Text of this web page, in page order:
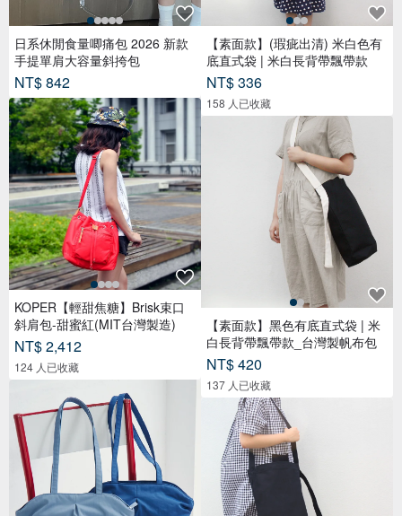
日系休閒食量唧痛包 2026 新款
手提單肩大容量斜挎包
NT$ 842
KOPER【輕甜焦糖】Brisk束口
斜肩包-甜蜜紅(MIT台灣製造)
NT$ 2,412
124 人已收藏
【素面款】(瑕疵出清) 米白色有
底直式袋 | 米白長背帶飄帶款
NT$ 336
158 人已收藏
【素面款】黑色有底直式袋 | 米
白長背帶飄帶款_台灣製帆布包
NT$ 420
137 人已收藏